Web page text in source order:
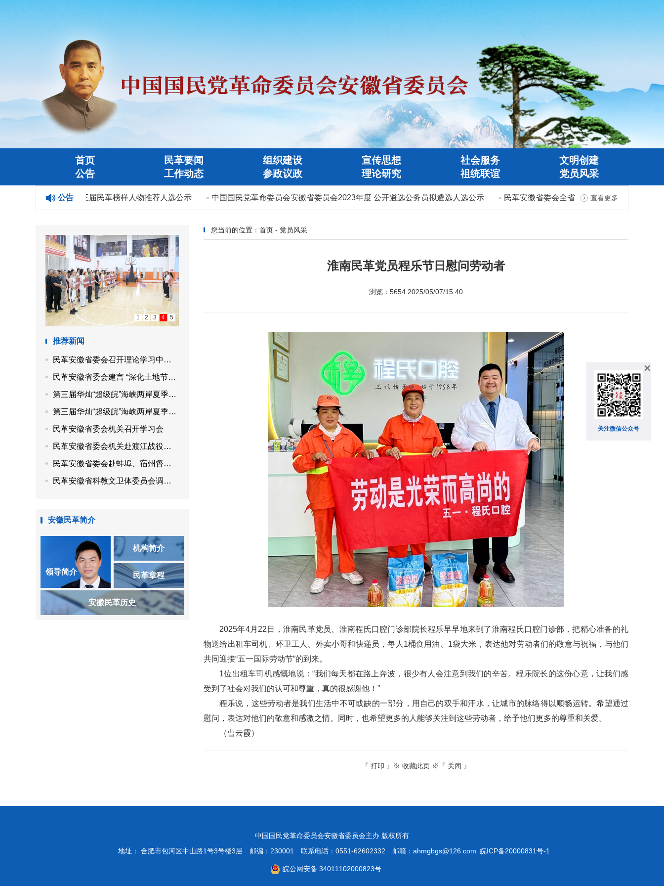
首页 民革要闻 组织建设 宣传思想 社会服务
文明创建
公告
工作动态 参政议政 理论研究 祖统联谊 党员风采
公告
物”人选公示 第三届民革榜样人物推荐人选公示 中国国民党革命委员会安徽省委员会2023年度 公开遴选公务员拟遴选人选公示 民革安徽省委会全省机关事务工作先进个人推
查看更多
1 2 3 4 5
推荐新闻
民革安徽省委会召开理论学习中心组“参政为公、实干为民”主题教育专题学习会
民革安徽省委会建言 “深化土地节约集约利用综合改革，提高国土空间治理水平”
第三届华灿“超级皖”海峡两岸夏季篮球交流赛成功举办
第三届华灿“超级皖”海峡两岸夏季篮球交流赛在合肥开赛
民革安徽省委会机关召开学习会
民革安徽省委会机关赴渡江战役纪念馆、安徽名人馆开展“参政为公、实干为民”主题教育
民革安徽省委会赴蚌埠、宿州督导调研
民革安徽省科教文卫体委员会调研“用好传统中医药资源，赋能乡村特色康养产业发展”
安徽民革简介
领导简介
机构简介
民革章程
安徽民革历史
您当前的位置：首页 - 党员风采
淮南民革党员程乐节日慰问劳动者
浏览：5654 2025/05/07/15:40
2025年4月22日，淮南民革党员、淮南程氏口腔门诊部院长程乐早早地来到了淮南程氏口腔门诊部，把精心准备的礼
物送给出租车司机、环卫工人、外卖小哥和快递员，每人1桶食用油、1袋大米，表达他对劳动者们的敬意与祝福，与他们
共同迎接“五一国际劳动节”的到来。
1位出租车司机感慨地说：“我们每天都在路上奔波，很少有人会注意到我们的辛苦。程乐院长的这份心意，让我们感
受到了社会对我们的认可和尊重，真的很感谢他！”
程乐说，这些劳动者是我们生活中不可或缺的一部分，用自己的双手和汗水，让城市的脉络得以顺畅运转。希望通过
慰问，表达对他们的敬意和感激之情。同时，也希望更多的人能够关注到这些劳动者，给予他们更多的尊重和关爱。
（曹云霞）
『 打印 』※ 收藏此页 ※『 关闭 』
中国国民党革命委员会安徽省委员会主办 版权所有
地址： 合肥市包河区中山路1号3号楼3层
邮编：230001 联系电话：0551-62602332 邮箱： ahmgbgs@126.com 皖ICP备20000831号-1
皖公网安备 34011102000823号
×
关注微信公众号